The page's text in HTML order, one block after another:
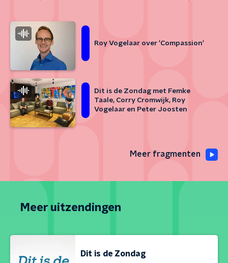
Roy Vogelaar over 'Compassion'
Dit is de Zondag met Femke
Taale, Corry Cromwijk, Roy
Vogelaar en Peter Joosten
Meer fragmenten
Meer uitzendingen
Dit is de Zondag